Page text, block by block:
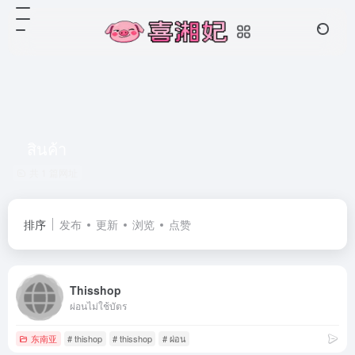
排序 发布 更新 浏览 点赞
Thisshop
ผ่อนไม่ใช้บัตร
东南亚 # thishop # thisshop # ผ่อน